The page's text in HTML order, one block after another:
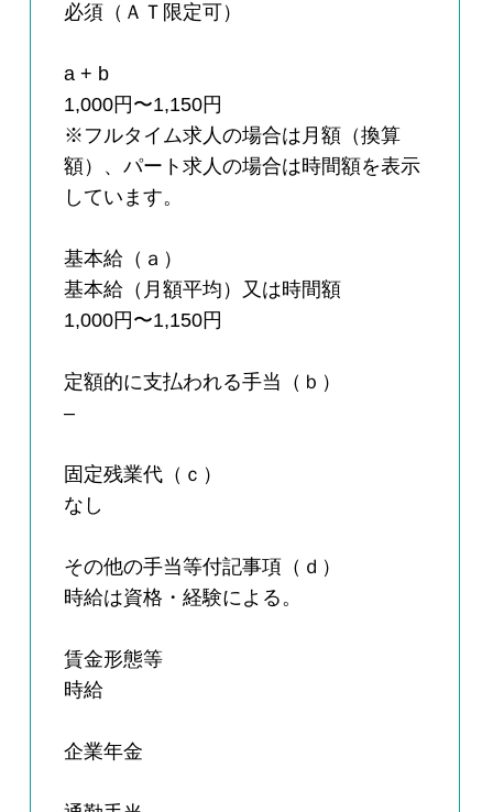
必須（ＡＴ限定可）
a + b
1,000円〜1,150円
※フルタイム求人の場合は月額（換算
額）、パート求人の場合は時間額を表示
しています。
基本給（ａ）
基本給（月額平均）又は時間額
1,000円〜1,150円
定額的に支払われる手当（ｂ）
–
固定残業代（ｃ）
なし
その他の手当等付記事項（ｄ）
時給は資格・経験による。
賃金形態等
時給
企業年金